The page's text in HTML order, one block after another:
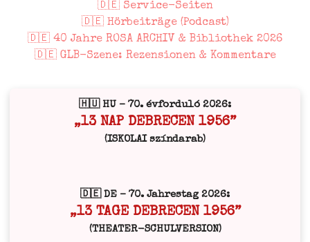
🇩🇪 Service-Seiten
🇩🇪 Hörbeiträge (Podcast)
🇩🇪 40 Jahre ROSA ARCHIV & Bibliothek 2026
🇩🇪 GLB-Szene: Rezensionen & Kommentare
🇭🇺 HU – 70. évforduló 2026:
„13 NAP DEBRECEN 1956”
(ISKOLAI színdarab)
🇩🇪 DE – 70. Jahrestag 2026:
„13 TAGE DEBRECEN 1956”
(THEATER-SCHULVERSION)